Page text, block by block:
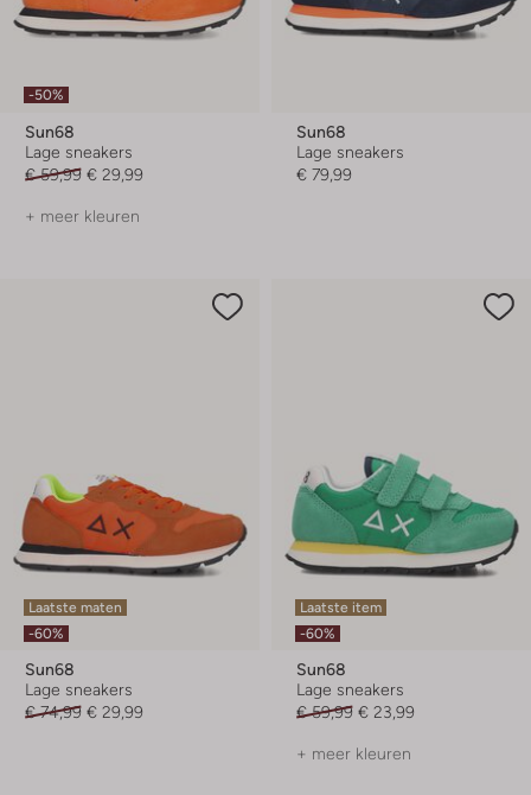
-50%
Sun68
Lage sneakers
€ 59,99 € 29,99
+ meer kleuren
Sun68
Lage sneakers
€ 79,99
Laatste maten
-60%
Sun68
Lage sneakers
€ 74,99 € 29,99
Laatste item
-60%
Sun68
Lage sneakers
€ 59,99 € 23,99
+ meer kleuren